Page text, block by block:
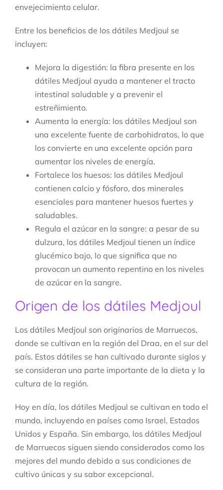
envejecimiento celular.
Entre los beneficios de los dátiles Medjoul se
incluyen:
Mejora la digestión: la fibra presente en los
dátiles Medjoul ayuda a mantener el tracto
intestinal saludable y a prevenir el
estreñimiento.
Aumenta la energía: los dátiles Medjoul son
una excelente fuente de carbohidratos, lo que
los convierte en una excelente opción para
aumentar los niveles de energía.
Fortalece los huesos: los dátiles Medjoul
contienen calcio y fósforo, dos minerales
esenciales para mantener huesos fuertes y
saludables.
Regula el azúcar en la sangre: a pesar de su
dulzura, los dátiles Medjoul tienen un índice
glucémico bajo, lo que significa que no
provocan un aumento repentino en los niveles
de azúcar en la sangre.
Origen de los dátiles Medjoul
Los dátiles Medjoul son originarios de Marruecos,
donde se cultivan en la región del Draa, en el sur del
país. Estos dátiles se han cultivado durante siglos y
se consideran una parte importante de la dieta y la
cultura de la región.
Hoy en día, los dátiles Medjoul se cultivan en todo el
mundo, incluyendo en países como Israel, Estados
Unidos y España. Sin embargo, los dátiles Medjoul
de Marruecos siguen siendo considerados como los
mejores del mundo debido a sus condiciones de
cultivo únicas y su sabor excepcional.